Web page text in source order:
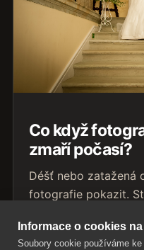
Co když
zmaří počasí?
Déšť nebo zatažená
fotografie pokazit.
Přečíst článek
Informace o cookies
Soubory cookie používáme